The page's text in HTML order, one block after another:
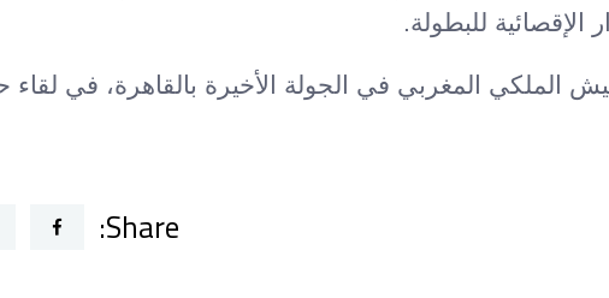
الإقصائية للبطولة.
الملكي المغربي في الجولة الأخيرة بالقاهرة، في لقاء
Share: